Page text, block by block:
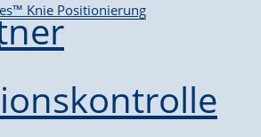
Knie Positionierung